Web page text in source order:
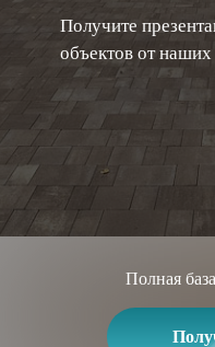
Получите
объектов от наших
Полная